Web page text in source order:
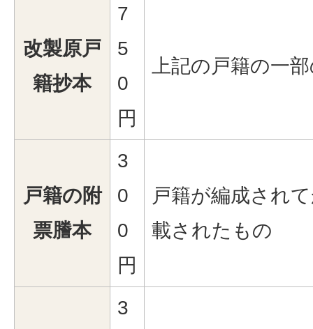
改製原戸
籍抄本
7
5
0
円
上記の戸籍の一
戸籍の附
票謄本
3
0
0
円
戸籍が編成され
載されたもの
3